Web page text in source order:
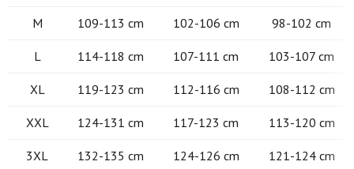
M 109-113 cm 102-106 cm 98-102 cm
L 114-118 cm 107-111 cm 103-107 cm
XL 119-123 cm 112-116 cm 108-112 cm
XXL 124-131 cm 117-123 cm 113-120 cm
3XL 132-135 cm 124-126 cm 121-124 cm